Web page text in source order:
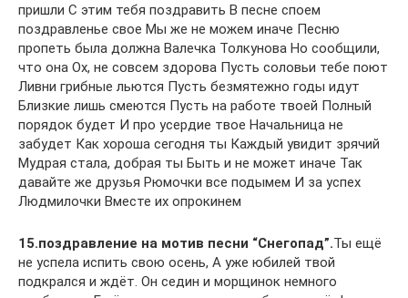
пришли С этим тебя поздравить В песне споем
поздравленье свое Мы же не можем иначе Песню
пропеть была должна Валечка Толкунова Но сообщили,
что она Ох, не совсем здорова Пусть соловьи тебе поют
Ливни грибные льются Пусть безмятежно годы идут
Близкие лишь смеются Пусть на работе твоей Полный
порядок будет И про усердие твое Начальница не
забудет Как хороша сегодня ты Каждый увидит зрячий
Мудрая стала, добрая ты Быть и не может иначе Так
давайте же друзья Рюмочки все подымем И за успех
Людмилочки Вместе их опрокинем
15.поздравление на мотив песни “Снегопад”.Ты ещё
не успела испить свою осень, А уже юбилей твой
подкрался и ждёт. Он седин и морщинок немного